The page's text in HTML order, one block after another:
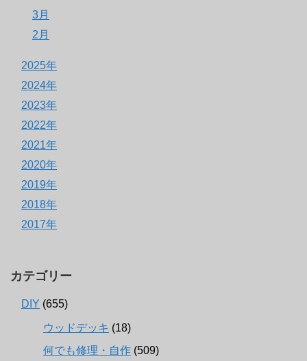
3月
2月
2025年
2024年
2023年
2022年
2021年
2020年
2019年
2018年
2017年
カテゴリー
DIY (655)
ウッドデッキ (18)
何でも修理・自作 (509)